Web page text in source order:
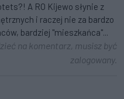
A RO Kijewo słynie z
i raczej nie za bardzo
bardziej "mieszkańca"...
na komentarz, musisz być
zalogowany.